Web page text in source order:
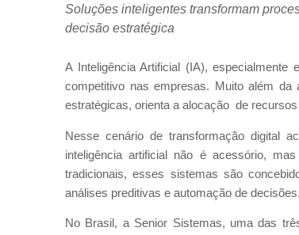
Soluções inteligentes transformam
decisão estratégica
A Inteligência Artificial (IA),
competitivo nas empresas. Muito além da
estratégicas, orienta a alocação de
Nesse cenário de transformação digital
inteligência artificial não é acessório,
tradicionais, esses sistemas são
análises preditivas e automação de decisões.
No Brasil, a Senior Sistemas, uma das